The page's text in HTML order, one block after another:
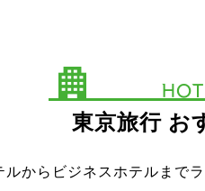
東京旅行 お
からビジネスホテルまで